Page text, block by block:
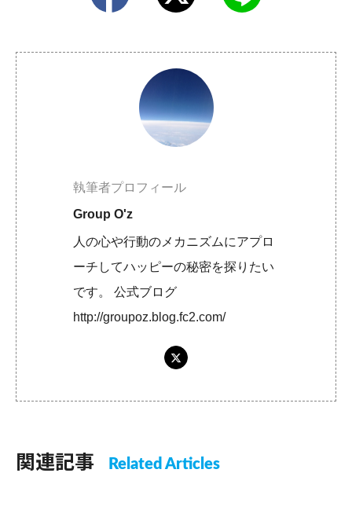
執筆者プロフィール
Group O'z
人の心や行動のメカニズムにアプロ
ーチしてハッピーの秘密を探りたい
です。 公式ブログ
http://groupoz.blog.fc2.com/
関連記事 Related Articles